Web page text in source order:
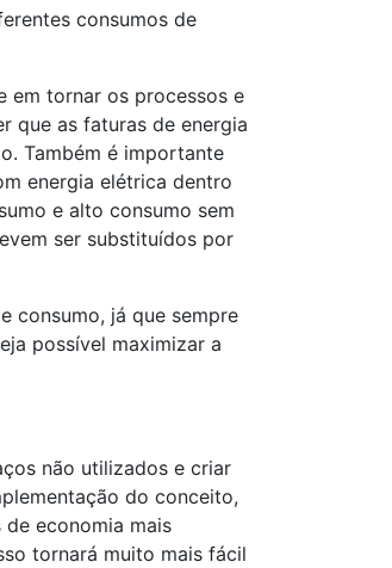
consumos de
em tornar os processos e
que as faturas de energia
Também é importante
energia elétrica dentro
e alto consumo sem
ser substituídos por
consumo, já que sempre
possível maximizar a
não utilizados e criar
do conceito,
economia mais
tornará muito mais fácil